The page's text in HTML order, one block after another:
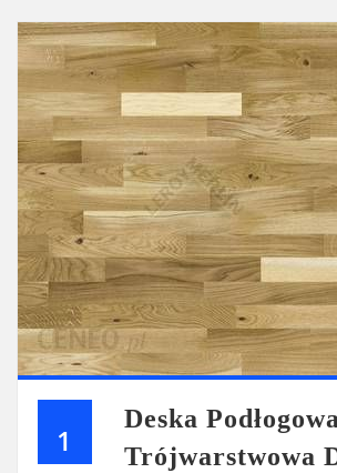
1
Deska Podłogowa
Trójwarstwowa